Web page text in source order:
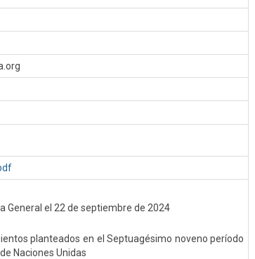
General el 22 de septiembre de 2024
planteados en el Septuagésimo noveno período
Naciones Unidas